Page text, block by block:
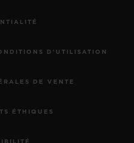
D'UTILISATION
DE VENTE
ÉTHIQUES